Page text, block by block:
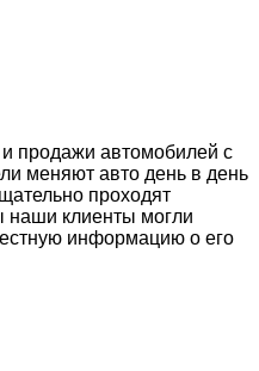
продажи автомобилей с
меняют авто день в день
проходят
наши клиенты могли
информацию о его